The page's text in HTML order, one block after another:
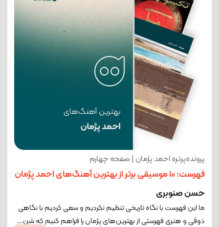
پرونده‌پرتره احمد پژمان | صفحه چهارم
فهرست: 10 موسیقی برتر از بهترین آهنگ‌های احمد پژمان
حسن صنوبری
ما این فهرست با نگاه تاریخی تنظیم نکردیم و سعی کردیم با نگاهی
ذوقی و هنری فهرستی از بهترین‌های پژمان را فراهم کنیم که شن...